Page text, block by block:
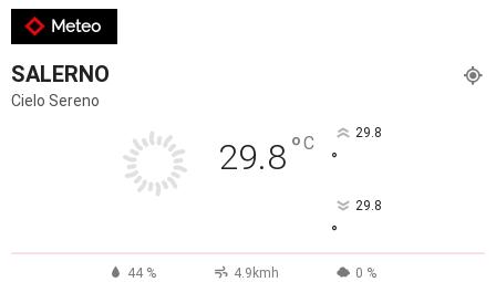
Meteo
SALERNO
Cielo Sereno
29.8°C 29.8
°
29.8
°
44 % 4.9kmh 0 %